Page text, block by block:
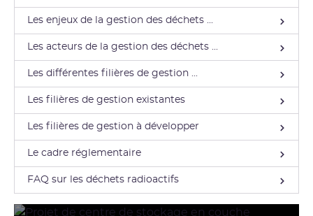
Les enjeux de la gestion des déchets ...
Les acteurs de la gestion des déchets ...
Les différentes filières de gestion ...
Les filières de gestion existantes
Les filières de gestion à développer
Le cadre réglementaire
FAQ sur les déchets radioactifs